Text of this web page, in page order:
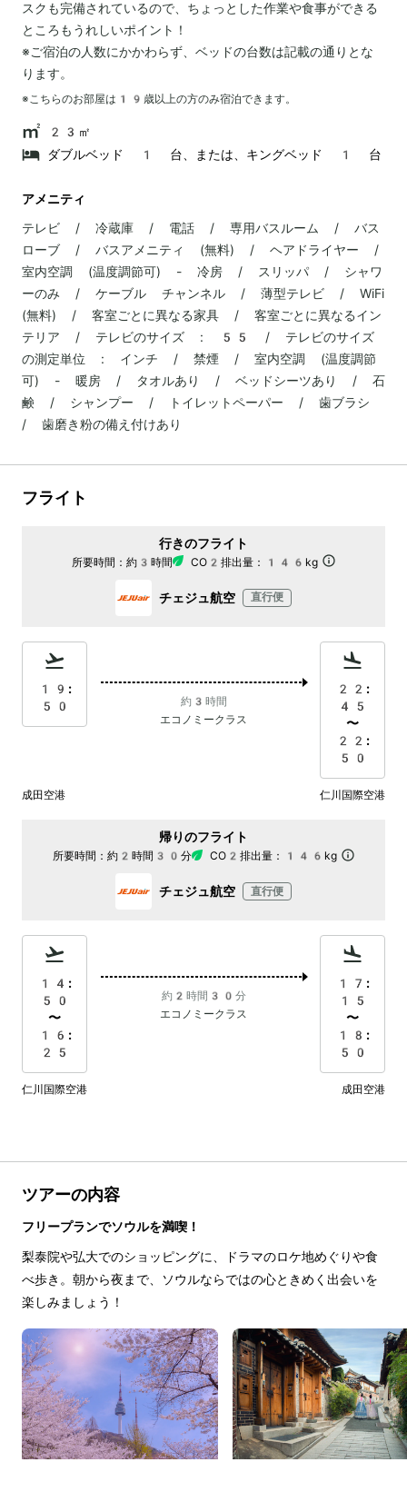
スクも完備されているので、ちょっとした作業や食事ができる
ところもうれしいポイント！
※ご宿泊の人数にかかわらず、ベッドの台数は記載の通りとな
ります。
※こちらのお部屋は 19 歳以上の方のみ宿泊できます。
23㎡
ダブルベッド 1 台、または、キングベッド 1 台
アメニティ
テレビ / 冷蔵庫 / 電話 / 専用バスルーム / バス
ローブ / バスアメニティ (無料) / ヘアドライヤー /
室内空調 (温度調節可) - 冷房 / スリッパ / シャワ
ーのみ / ケーブル チャンネル / 薄型テレビ / WiFi
(無料) / 客室ごとに異なる家具 / 客室ごとに異なるイン
テリア / テレビのサイズ : 55 / テレビのサイズ
の測定単位 : インチ / 禁煙 / 室内空調 (温度調節
可) - 暖房 / タオルあり / ベッドシーツあり / 石
鹸 / シャンプー / トイレットペーパー / 歯ブラシ
/ 歯磨き粉の備え付けあり
フライト
行きのフライト
所要時間： 約3時間 CO2排出量： 146kg
チェジュ航空 直行便
19:
50
約3時間
エコノミークラス
22:
45
〜
22:
50
成田空港 仁川国際空港
帰りのフライト
所要時間： 約2時間30分 CO2排出量： 146kg
チェジュ航空 直行便
14:
50
〜
16:
25
約2時間30分
エコノミークラス
17:
15
〜
18:
50
仁川国際空港 成田空港
ツアーの内容
フリープランでソウルを満喫！
梨泰院や弘大でのショッピングに、ドラマのロケ地めぐりや食
べ歩き。朝から夜まで、ソウルならではの心ときめく出会いを
楽しみましょう！